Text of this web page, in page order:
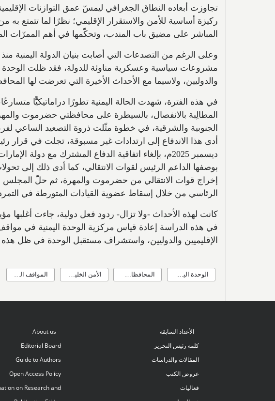
تجاوزت أبعاده النطاق الجغرافي ليمسّ عمق التوازنات
ركيزة أساسية للأمن والاستقرار الإقليمي؛ نظرًا لما تتمتع
المباشر على مضيق باب المندب، وتحكّمها في أهم الممرّات
مشروعات سياسية وعسكرية مناوئة للدولة، فقد ظلت الوحدة
والدوليين، ولاسيما مع الأحداث الأخيرة التي تعرضت لها
في هذه الفترة، شهدت الحالة اليمنية تطورًا دراماتيكيًّا
المطالِبة بالانفصال، بالسيطرة على محافظتي حضرموت
الجنوبية والشرقية، في خطوة مثّلت ذروة التصعيد
أدى هذا الاندفاع إلى ارتدادات غير مسبوقة، تجلت في قرار
ديسمبر 2025م، بإلغاء اتفاقية الدفاع المشترك مع دولة
بوصفها الداعم الرئيس لقوات الانتقالي، كما أدى ذلك إلى
إخراج قوات الانتقالي من حضرموت والمهرة، ثم حلّ المجلس
الرئاسي من خلال إسقاط عضوية القيادات المتورطة في التمرد
كانت لهذه الأحداث -ولا تزال- ردود فعل دولية، جاءت أغلبها
في هذه الدراسة إعادة قياس مركزية الوحدة اليمنية في
الإقليميين والدوليين، واستشراف مستقبل الوحدة في ظل هذه
المواقف الدولية
الأعداد السابقة
كلمة رئيس التحرير
المقالات والدراسات
عروض الكتب
فعاليات
About us
Editorial Board
Guide to Authors
Open Access Policy
on Research and